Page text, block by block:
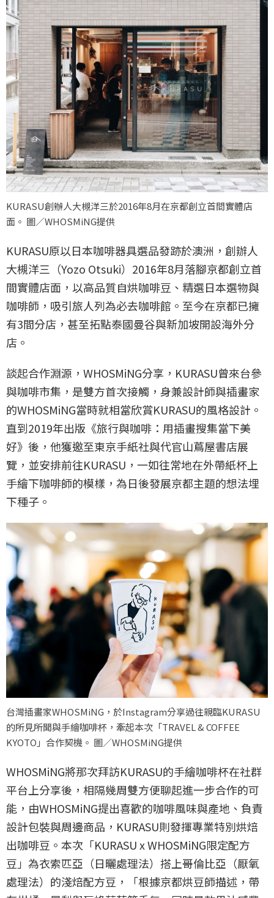
KURASU創辦人大槻洋三於2016年8月在京都創立首間實體店
面。 圖／WHOSMiNG提供
KURASU原以日本咖啡器具選品發跡於澳洲，創辦人
大槻洋三（Yozo Otsuki）2016年8月落腳京都創立首
間實體店面，以高品質自烘咖啡豆、精選日本選物與
咖啡師，吸引旅人列為必去咖啡館。至今在京都已擁
有3間分店，甚至拓點泰國曼谷與新加坡開設海外分
店。
談起合作淵源，WHOSMiNG分享，KURASU曾來台參
與咖啡市集，是雙方首次接觸，身兼設計師與插畫家
的WHOSMiNG當時就相當欣賞KURASU的風格設計。
直到2019年出版《旅行與咖啡：用插畫搜集當下美
好》後，他獲邀至東京手紙社與代官山蔦屋書店展
覽，並安排前往KURASU，一如往常地在外帶紙杯上
手繪下咖啡師的模樣，為日後發展京都主題的想法埋
下種子。
台灣插畫家WHOSMiNG，於Instagram分享過往親臨KURASU
的所見所聞與手繪咖啡杯，牽起本次「TRAVEL & COFFEE
KYOTO」合作契機。 圖／WHOSMiNG提供
WHOSMiNG將那次拜訪KURASU的手繪咖啡杯在社群
平台上分享後，相隔幾周雙方便聊起進一步合作的可
能，由WHOSMiNG提出喜歡的咖啡風味與產地、負責
設計包裝與周邊商品，KURASU則發揮專業特別烘焙
出咖啡豆。本次「KURASU x WHOSMiNG限定配方
豆」為衣索匹亞（日曬處理法）搭上哥倫比亞（厭氧
處理法）的淺焙配方豆，「根據京都烘豆師描述，帶